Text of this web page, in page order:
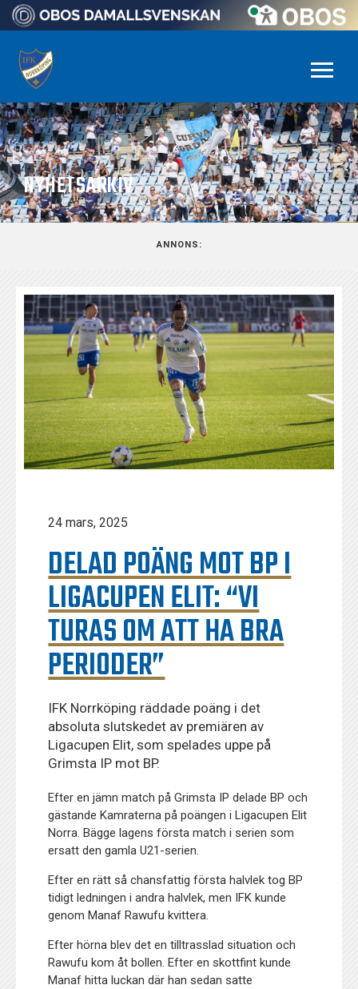
NYHETSARKIV
ANNONS:
24 mars, 2025
DELAD POÄNG MOT BP I
LIGACUPEN ELIT: “VI
TURAS OM ATT HA BRA
PERIODER”
IFK Norrköping räddade poäng i det
absoluta slutskedet av premiären av
Ligacupen Elit, som spelades uppe på
Grimsta IP mot BP.
Efter en jämn match på Grimsta IP delade BP och
gästande Kamraterna på poängen i Ligacupen Elit
Norra. Bägge lagens första match i serien som
ersatt den gamla U21-serien.
Efter en rätt så chansfattig första halvlek tog BP
tidigt ledningen i andra halvlek, men IFK kunde
genom Manaf Rawufu kvittera.
Efter hörna blev det en tilltrasslad situation och
Rawufu kom åt bollen. Efter en skottfint kunde
Manaf hitta luckan där han sedan satte